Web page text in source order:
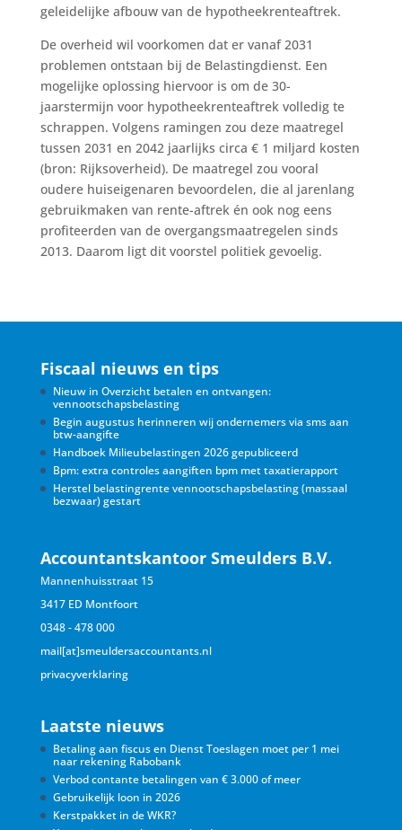
geleidelijke afbouw van de hypotheekrenteaftrek.
De overheid wil voorkomen dat er vanaf 2031
problemen ontstaan bij de Belastingdienst. Een
mogelijke oplossing hiervoor is om de 30-
jaarstermijn voor hypotheekrenteaftrek volledig te
schrappen. Volgens ramingen zou deze maatregel
tussen 2031 en 2042 jaarlijks circa € 1 miljard kosten
(bron: Rijksoverheid). De maatregel zou vooral
oudere huiseigenaren bevoordelen, die al jarenlang
gebruikmaken van rente-aftrek én ook nog eens
profiteerden van de overgangsmaatregelen sinds
2013. Daarom ligt dit voorstel politiek gevoelig.
Fiscaal nieuws en tips
Nieuw in Overzicht betalen en ontvangen:
vennootschapsbelasting
Begin augustus herinneren wij ondernemers via sms aan
btw-aangifte
Handboek Milieubelastingen 2026 gepubliceerd
Bpm: extra controles aangiften bpm met taxatierapport
Herstel belastingrente vennootschapsbelasting (massaal
bezwaar) gestart
Accountantskantoor Smeulders B.V.
Mannenhuisstraat 15
3417 ED Montfoort
0348 - 478 000
mail[at]smeuldersaccountants.nl
privacyverklaring
Laatste nieuws
Betaling aan fiscus en Dienst Toeslagen moet per 1 mei
naar rekening Rabobank
Verbod contante betalingen van € 3.000 of meer
Gebruikelijk loon in 2026
Kerstpakket in de WKR?